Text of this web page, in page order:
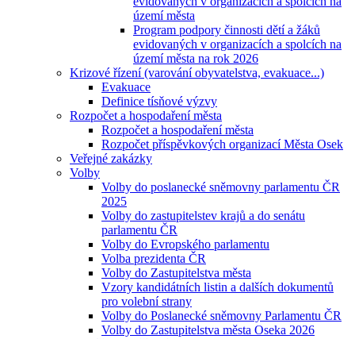
území města
Program podpory činnosti dětí a žáků
evidovaných v organizacích a spolcích na
území města na rok 2026
Krizové řízení (varování obyvatelstva, evakuace...)
Evakuace
Definice tísňové výzvy
Rozpočet a hospodaření města
Rozpočet a hospodaření města
Rozpočet příspěvkových organizací Města Osek
Veřejné zakázky
Volby
Volby do poslanecké sněmovny parlamentu ČR
2025
Volby do zastupitelstev krajů a do senátu
parlamentu ČR
Volby do Evropského parlamentu
Volba prezidenta ČR
Volby do Zastupitelstva města
Vzory kandidátních listin a dalších dokumentů
pro volební strany
Volby do Poslanecké sněmovny Parlamentu ČR
Volby do Zastupitelstva města Oseka 2026